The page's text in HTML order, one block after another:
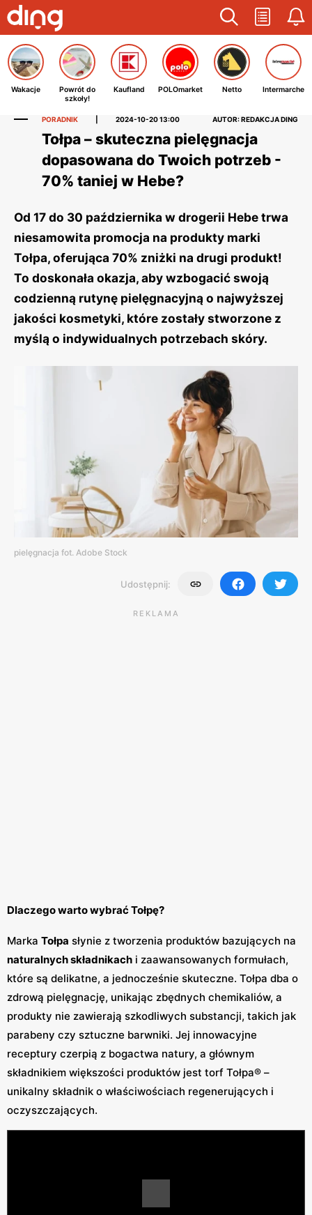
Wakacje
Powrót do
szkoły!
Kaufland POLOmarket Netto Intermarche
PORADNIK 2024-10-20 13:00 AUTOR: REDAKCJA DING
Tołpa – skuteczna pielęgnacja
dopasowana do Twoich potrzeb -
70% taniej w Hebe?
Od 17 do 30 października w drogerii Hebe trwa
niesamowita promocja na produkty marki
Tołpa, oferująca 70% zniżki na drugi produkt!
To doskonała okazja, aby wzbogacić swoją
codzienną rutynę pielęgnacyjną o najwyższej
jakości kosmetyki, które zostały stworzone z
myślą o indywidualnych potrzebach skóry.
pielęgnacja fot. Adobe Stock
Udostępnij:
REKLAMA
Dlaczego warto wybrać Tołpę?
Marka Tołpa słynie z tworzenia produktów bazujących na
naturalnych składnikach i zaawansowanych formułach,
które są delikatne, a jednocześnie skuteczne. Tołpa dba o
zdrową pielęgnację, unikając zbędnych chemikaliów, a
produkty nie zawierają szkodliwych substancji, takich jak
parabeny czy sztuczne barwniki. Jej innowacyjne
receptury czerpią z bogactwa natury, a głównym
składnikiem większości produktów jest torf Tołpa® –
unikalny składnik o właściwościach regenerujących i
oczyszczających.